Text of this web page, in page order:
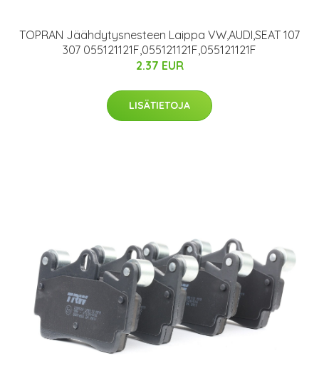
TOPRAN Jäähdytysnesteen Laippa VW,AUDI,SEAT 107
307 055121121F,055121121F,055121121F
2.37 EUR
LISÄTIETOJA